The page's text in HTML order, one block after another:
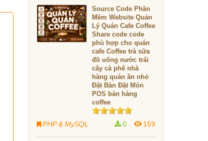
Source Code Phần
Mềm Website Quản
Lý Quán Cafe Coffee
Share code code
phù hợp cho quán
cafe Coffee trà sữa
đồ uống nước trái
cây cà phê nhà
hàng quán ăn nhỏ
Đặt Bàn Đặt Món
POS bán hàng
coffee
PHP & MySQL 159
0